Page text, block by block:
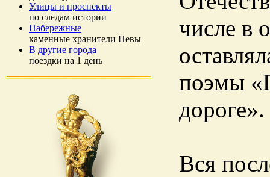
Улицы и проспекты
по следам истории
Набережные
каменные хранители Невы
В другие города
поездки на 1 день
числе в
поэмы
дороге».
Вся